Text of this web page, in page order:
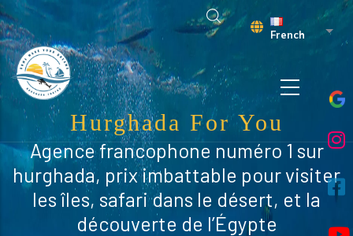
Aller au contenu principal
French
Hurghada For You
Agence francophone numéro 1 sur
hurghada, prix imbattable pour visiter
les îles, safari dans le désert, et la
découverte de l’Égypte